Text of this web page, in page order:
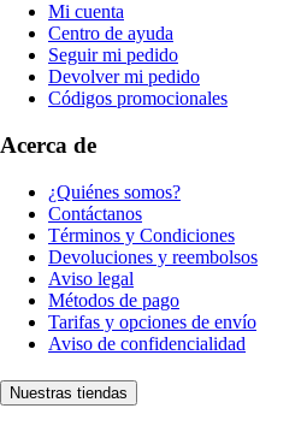
Mi cuenta
Centro de ayuda
Seguir mi pedido
Devolver mi pedido
Códigos promocionales
Acerca de
¿Quiénes somos?
Contáctanos
Términos y Condiciones
Devoluciones y reembolsos
Aviso legal
Métodos de pago
Tarifas y opciones de envío
Aviso de confidencialidad
Nuestras tiendas